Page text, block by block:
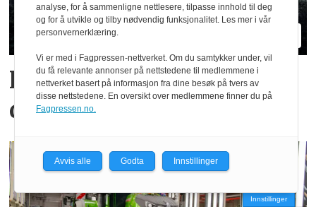
Hvilke merker er størst i
ditt fylke?
Innstillinger
analyse, for å sammenligne nettlesere, tilpasse innhold til deg
og for å utvikle og tilby nødvendig funksjonalitet. Les mer i vår
personvernerklæring.
Vi er med i Fagpressen-nettverket. Om du samtykker under, vil
du få relevante annonser på nettstedene til medlemmene i
nettverket basert på informasjon fra dine besøk på tvers av
disse nettstedene. En oversikt over medlemmene finner du på
Fagpressen.no.
Avvis alle Godta Innstillinger